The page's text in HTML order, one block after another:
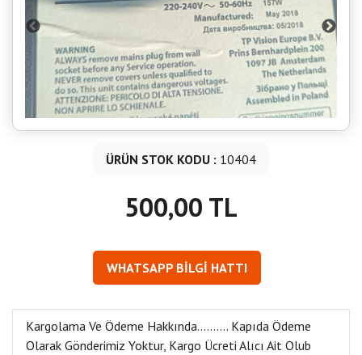
ÜRÜN STOK KODU : 10404
500,00 TL
WHATSAPP BİLGİ HATTI
Kargolama Ve Ödeme Hakkında………. Kapıda Ödeme
Olarak Gönderimiz Yoktur, Kargo Ücreti Alıcı Ait Olub